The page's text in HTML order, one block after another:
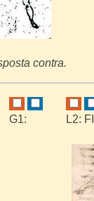
contra.
G1: L2: